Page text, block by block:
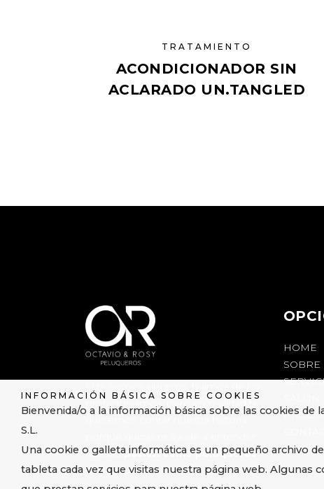
TRATAMIENTO
ACONDICIONADOR SIN
ACLARADO UN.TANGLED
protagonismos; pero en realidad te
nuestrapasión como peluqueros
de vocación.
HOME
SOBRE
INFORMACIÓN BÁSICA SOBRE COOKIES
Bienvenida/o a la información básica sobre las cookies de
S.L.
Una cookie o galleta informática es un pequeño archivo
tableta cada vez que visitas nuestra página web.